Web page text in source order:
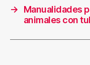
→
Manualidades
animales con